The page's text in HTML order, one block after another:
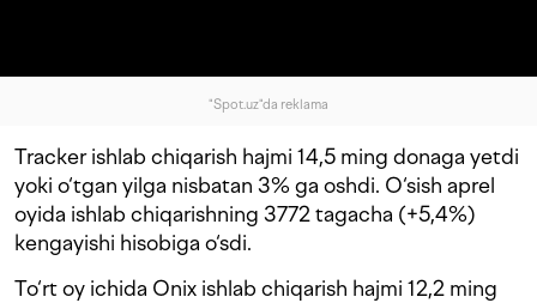
"Spot.uz"da reklama
Tracker ishlab chiqarish hajmi 14,5 ming donaga yetdi
yoki o‘tgan yilga nisbatan 3% ga oshdi. O‘sish aprel
oyida ishlab chiqarishning 3772 tagacha (+5,4%)
kengayishi hisobiga o‘sdi.
To‘rt oy ichida Onix ishlab chiqarish hajmi 12,2 ming